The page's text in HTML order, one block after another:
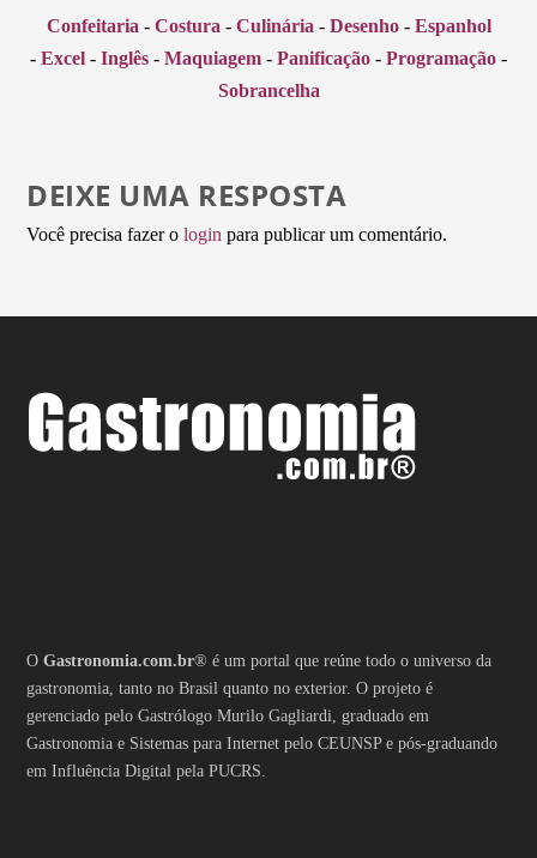
Confeitaria - Costura - Culinária - Desenho- Espanhol
- Excel - Inglês - Maquiagem - Panificação - Programação -
Sobrancelha
DEIXE UMA RESPOSTA
Você precisa fazer ologin para publicar um comentário.
OGastronomia.com.br® é um portal que reúne todo o universo da
gastronomia, tanto no Brasil quanto no exterior. O projeto é
gerenciado pelo Gastrólogo Murilo Gagliardi, graduado em
Gastronomia e Sistemas para Internet pelo CEUNSP e pós-graduando
em Influência Digital pela PUCRS.